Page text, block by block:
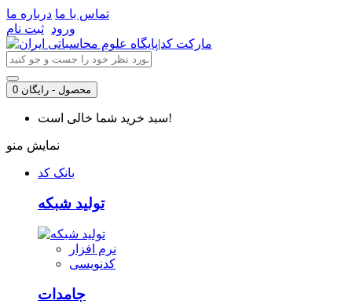
تماس با ما درباره ما
ورود ثبت نام
0 محصول - رایگان
سبد خرید شما خالی است!
نمایش منو
بانک کد
تولید شبکه
نرم افزار
کدنویسی
جامدات